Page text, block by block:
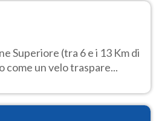
Superiore (tra 6 e i 13 Km di
come un velo traspare...